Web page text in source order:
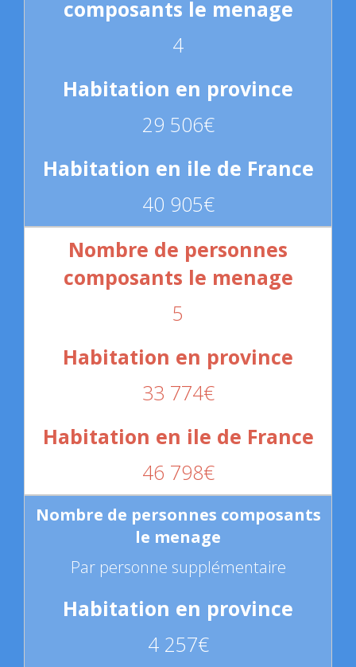
4
29 506€
40 905€
5
33 774€
46 798€
Par personne supplémentaire
4 257€